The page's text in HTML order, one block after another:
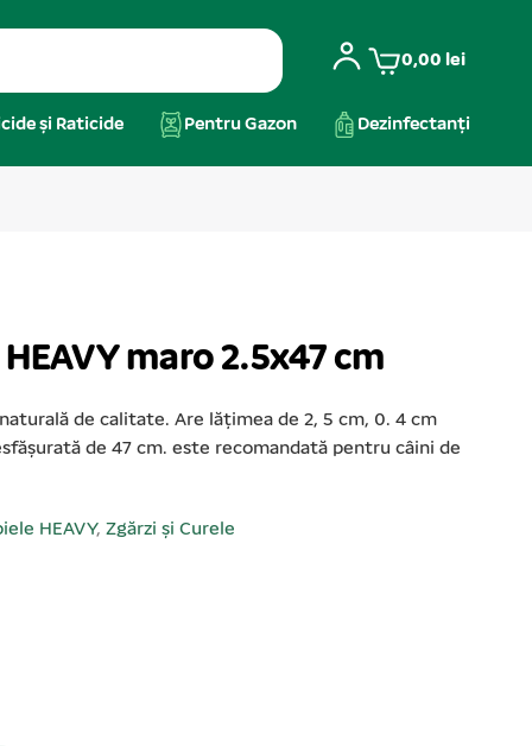
0,00 lei
și Raticide Pentru Gazon Dezinfectanți
maro 2.5x47 cm
de calitate. Are lățimea de 2, 5 cm, 0. 4 cm
de 47 cm. este recomandată pentru câini de
HEAVY, Zgărzi și Curele